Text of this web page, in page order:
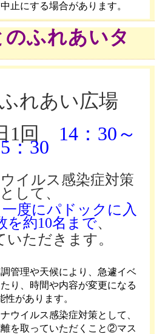
止にする場合があります。
ふれあいタ
れあい広場
1回
14：30～
：30
イルス感染症対策
として、
一度にパドックに入
を約10名まで、
いただきます。
管理や天候により、急遽イベ
り、時間や内容が変更になる
性があります。
ウイルス感染症対策として、
を取っていただくこと②マス